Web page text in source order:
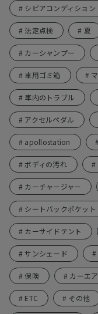
# シビアコンディション
# 法定点検 # 夏
# カーシャンプー
# 車用ゴミ箱 #
# 車内のトラブル
# アクセルペダル
# apollostation
# ボディの汚れ #
# カーチャージャー
# シートバックポケット
# カーサイドテント
# サンシェード #
# 保険 # カーエ
# ETC # その他